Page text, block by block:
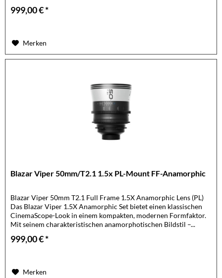
999,00 € *
Merken
Blazar Viper 50mm/T2.1 1.5x PL-Mount FF-Anamorphic
Blazar Viper 50mm T2.1 Full Frame 1.5X Anamorphic Lens (PL)
Das Blazar Viper 1.5X Anamorphic Set bietet einen klassischen
CinemaScope-Look in einem kompakten, modernen Formfaktor.
Mit seinem charakteristischen anamorphotischen Bildstil –...
999,00 € *
Merken